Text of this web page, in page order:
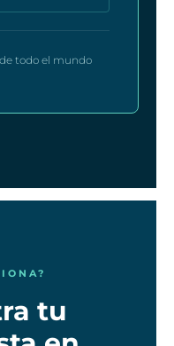
todo el mundo
tu